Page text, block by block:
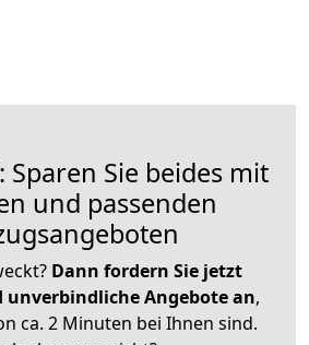
Sparen Sie beides mit
und passenden
Dann fordern Sie jetzt
unverbindliche Angebote an,
ca. 2 Minuten bei Ihnen sind.